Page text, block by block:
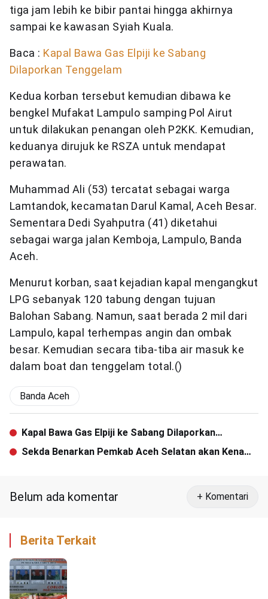
tiga jam lebih ke bibir pantai hingga akhirnya
sampai ke kawasan Syiah Kuala.
Baca : Kapal Bawa Gas Elpiji ke Sabang
Dilaporkan Tenggelam
Kedua korban tersebut kemudian dibawa ke
bengkel Mufakat Lampulo samping Pol Airut
untuk dilakukan penangan oleh P2KK. Kemudian,
keduanya dirujuk ke RSZA untuk mendapat
perawatan.
Muhammad Ali (53) tercatat sebagai warga
Lamtandok, kecamatan Darul Kamal, Aceh Besar.
Sementara Dedi Syahputra (41) diketahui
sebagai warga jalan Kemboja, Lampulo, Banda
Aceh.
Menurut korban, saat kejadian kapal mengangkut
LPG sebanyak 120 tabung dengan tujuan
Balohan Sabang. Namun, saat berada 2 mil dari
Lampulo, kapal terhempas angin dan ombak
besar. Kemudian secara tiba-tiba air masuk ke
dalam boat dan tenggelam total.()
Banda Aceh
Kapal Bawa Gas Elpiji ke Sabang Dilaporkan
Tenggelam
Sekda Benarkan Pemkab Aceh Selatan akan Kena
Belum ada komentar + Komentari
Berita Terkait